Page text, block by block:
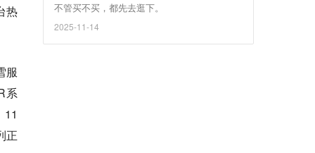
热
服
系
11
正
不管买不买，都先去逛下。
2025-11-14